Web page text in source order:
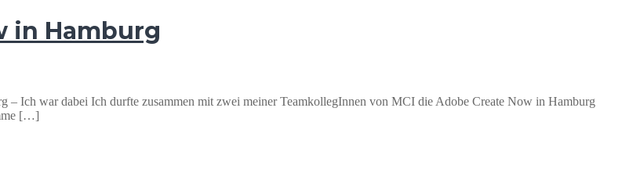
in Hamburg
Ich war dabei Ich durfte zusammen mit zwei meiner TeamkollegInnen von MCI die Adobe Create Now in Hamburg
[…]